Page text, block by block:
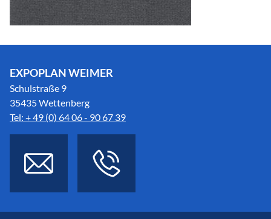
EXPOPLAN WEIMER
Schulstraße 9
35435 Wettenberg
Tel: + 49 (0) 64 06 - 90 67 39